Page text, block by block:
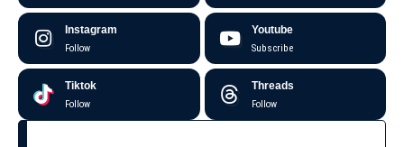
Instagram
Follow
Youtube
Subscribe
Tiktok
Follow
Threads
Follow